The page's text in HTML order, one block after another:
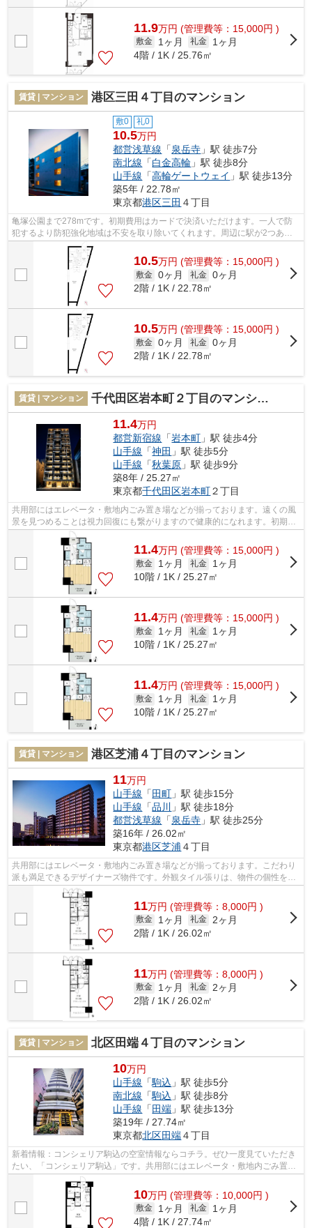
11.9万円 (管理費等：15,000円 )
敷金 1ヶ月 礼金
1ヶ月
4階 / 1K / 25.76㎡
賃貸 | マンション 港区三田４丁目のマンション
敷0 礼0
10.5万円
都営浅草線 「泉岳寺 」駅 徒歩7分
南北線 「白金高輪 」駅 徒歩8分
山手線 「高輪ゲートウェイ 」駅 徒歩13分
築5年 / 22.78㎡
東京都港区三田 ４丁目
亀塚公園まで278mです。初期費用はカードで決済いただけます。一人で防
犯するより防犯強化地域は不安を取り除いてくれます。周辺に駅が2つある
ので電車での移動が便利です。港区エリア...
10.5万円 (管理費等：15,000円 )
敷金 0ヶ月 礼金 0ヶ月
2階 / 1K / 22.78㎡
10.5万円 (管理費等：15,000円 )
敷金 0ヶ月 礼金 0ヶ月
2階 / 1K / 22.78㎡
賃貸 | マンション 千代田区岩本町２丁目のマンション
11.4万円
都営新宿線 「岩本町 」駅 徒歩4分
山手線 「神田 」駅 徒歩5分
山手線 「秋葉原 」駅 徒歩9分
築8年 / 25.27㎡
東京都千代田区岩本町２丁目
共用部にはエレベータ・敷地内ごみ置き場などが揃っております。遠くの風
景を見つめることは視力回復にも繋がりますので健康的になれます。初期費
用をカードでお支払いいただけるので...
11.4万円 (管理費等：15,000円 )
敷金 1ヶ月 礼金
1ヶ月
10階 / 1K / 25.27㎡
11.4万円 (管理費等：15,000円 )
敷金 1ヶ月 礼金
1ヶ月
10階 / 1K / 25.27㎡
11.4万円 (管理費等：15,000円 )
敷金 1ヶ月 礼金
1ヶ月
10階 / 1K / 25.27㎡
賃貸 | マンション 港区芝浦４丁目のマンション
11万円
山手線 「 田町 」駅 徒歩15分
山手線 「品川
」駅 徒歩18分
都営浅草線 「泉岳寺 」駅 徒歩25分
築16年 / 26.02㎡
東京都港区芝浦 ４丁目
共用部にはエレベータ・敷地内ごみ置き場などが揃っております。こだわり
派も満足できるデザイナーズ物件です。外観タイル張りは、物件の個性を引
き出すことができます。2駅利用できる...
11万円 (管理費等：8,000円 )
敷金 1ヶ月 礼金
2ヶ月
2階 / 1K / 26.02㎡
11万円 (管理費等：8,000円 )
敷金 1ヶ月 礼金
2ヶ月
2階 / 1K / 26.02㎡
賃貸 | マンション 北区田端４丁目のマンション
10万円
山手線 「駒込 」駅 徒歩5分
南北線 「駒込 」駅 徒歩8分
山手線 「 田端 」駅 徒歩13分
築19年 / 27.74㎡
東京都北区田端４丁目
新着情報：コンシェリア駒込の空室情報ならコチラ。ぜひ一度見ていただき
たい、「コンシェリア駒込」です。共用部にはエレベータ・敷地内ごみ置き
場などが揃っており、とても充実して...
10万円 (管理費等：10,000円 )
敷金 1ヶ月 礼金
1ヶ月
4階 / 1K / 27.74㎡